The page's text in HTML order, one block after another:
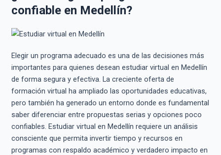
confiable en Medellín?
Elegir un programa adecuado es una de las decisiones más
importantes para quienes desean estudiar virtual en Medellín
de forma segura y efectiva. La creciente oferta de
formación virtual ha ampliado las oportunidades educativas,
pero también ha generado un entorno donde es fundamental
saber diferenciar entre propuestas serias y opciones poco
confiables. Estudiar virtual en Medellín requiere un análisis
consciente que permita invertir tiempo y recursos en
programas con respaldo académico y verdadero impacto en